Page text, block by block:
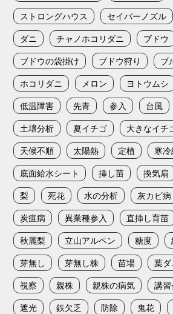
ストロングハウス
セイバーノズル
ダニ
チャノホコリダニ
ブドウ
ブドウの袋掛け
ブドウ狩り
ブ
ホコリダニ
メロン ヨトウムシ
低温障害
先青 参入 台風
土壌分析
夏イチゴ 大きなイチ
天候不順
太陽熱 定植 寒
底面給水シート
挿し苗 換気扇
梨
死花 水の分析 灰カビ病
炭疽病
異業種参入 直挿し育苗
秋麗梨
立山アルペン 糖度
芽無し
芽無し株 苗場 葉ダ
視察
親株 親株の病気 講
遮光
鉄欠乏 防除 鬼花